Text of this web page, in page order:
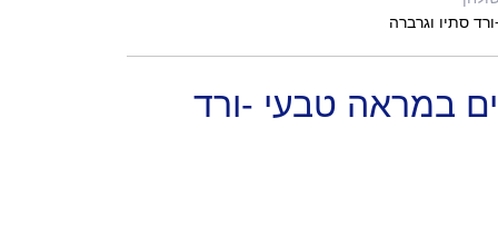
סתיו וגרברה
במראה טבעי -ורד